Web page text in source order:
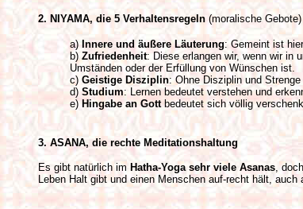
2. NIYAMA, die 5 Verhaltensregeln (moralische Gebote)
a) Innere und äußere Läuterung: Gemeint ist
b) Zufriedenheit: Diese erlangen wir, wenn wir in
Umständen oder der Erfüllung von Wünschen ist.
c) Geistige Disziplin: Ohne Disziplin und
d) Studium: Lernen bedeutet verstehen und
e) Hingabe an Gottbedeutet sich völlig
3. ASANA, die rechte Meditationshaltung
Es gibt natürlich im Hatha-Yoga sehr viele Asanas,
Leben Halt gibt und einen Menschen auf-recht hält,